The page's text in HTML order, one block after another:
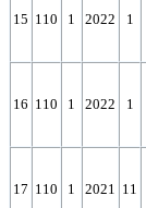
15 110 1 2022 1
16 110 1 2022 1
17 110 1 2021 11